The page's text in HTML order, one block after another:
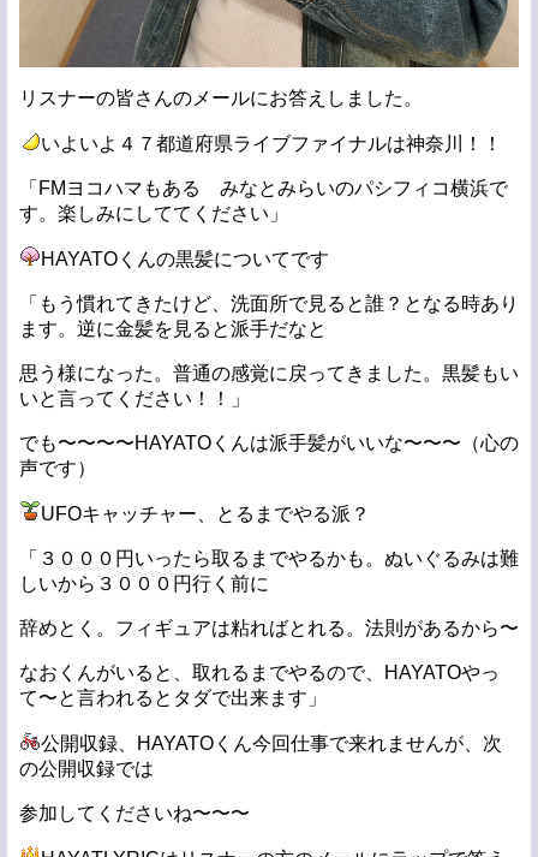
リスナーの皆さんのメールにお答えしました。
いよいよ４７都道府県ライブファイナルは神奈川！！
「FMヨコハマもある みなとみらいのパシフィコ横浜で
す。楽しみにしててください」
HAYATOくんの黒髪についてです
「もう慣れてきたけど、洗面所で見ると誰？となる時あり
ます。逆に金髪を見ると派手だなと
思う様になった。普通の感覚に戻ってきました。黒髪もい
いと言ってください！！」
でも〜〜〜〜HAYATOくんは派手髪がいいな〜〜〜（心の
声です）
UFOキャッチャー、とるまでやる派？
「３０００円いったら取るまでやるかも。ぬいぐるみは難
しいから３０００円行く前に
辞めとく。フィギュアは粘ればとれる。法則があるから〜
なおくんがいると、取れるまでやるので、HAYATOやっ
て〜と言われるとタダで出来ます」
公開収録、HAYATOくん今回仕事で来れませんが、次
の公開収録では
参加してくださいね〜〜〜